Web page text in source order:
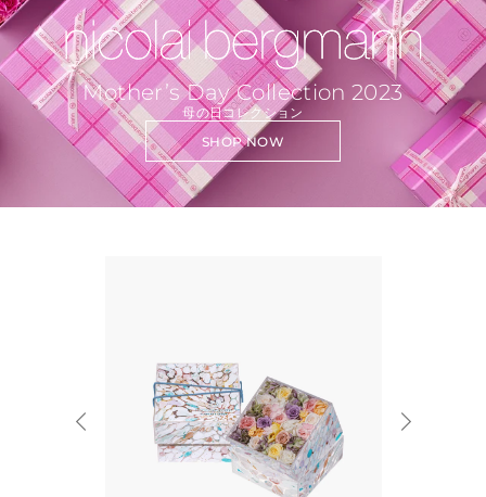
Mother’s Day Collection 2023
母の日コレクション
SHOP NOW